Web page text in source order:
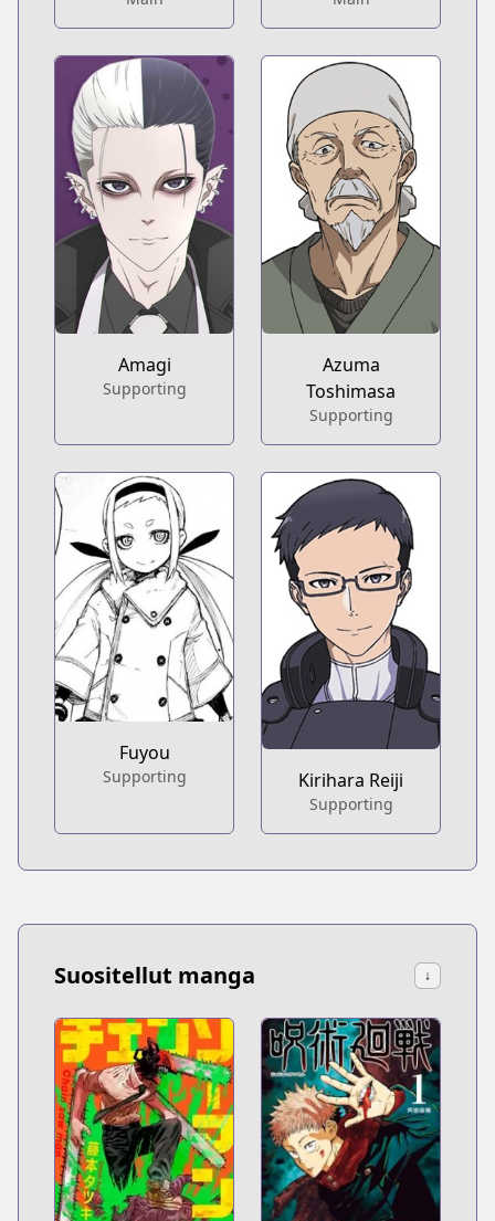
Amagi
Supporting
Azuma
Toshimasa
Supporting
Fuyou
Supporting Kirihara Reiji
Supporting
Suositellut manga ↓